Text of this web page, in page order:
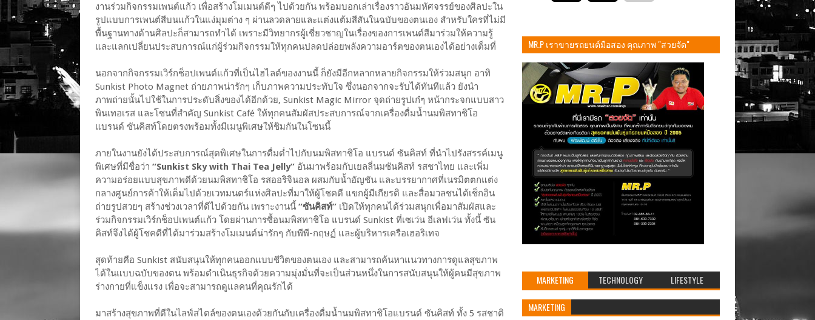
งานร่วมกิจกรรมเพนต์แก้ว เพื่อสร้างโมเมนต์ดีๆ ไปด้วยกัน พร้อมบอกเล่าเรื่องราวอันมหัศจรรย์ของศิลปะใน
รูปแบบการเพนต์สีบนแก้วในแง่มุมต่าง ๆ ผ่านลวดลายและแต่งแต้มสีสันในฉบับของตนเอง สำหรับใครที่ไม่มี
พื้นฐานทางด้านศิลปะก็สามารถทำได้ เพราะมีวิทยากรผู้เชี่ยวชาญในเรื่องของการเพนต์สีมาร่วมให้ความรู้
และแลกเปลี่ยนประสบการณ์แก่ผู้ร่วมกิจกรรมให้ทุกคนปลดปล่อยพลังความอาร์ตของตนเองได้อย่างเต็มที่
นอกจากกิจกรรมเวิร์กช็อปเพนต์แก้วที่เป็นไฮไลต์ของงานนี้ ก็ยังมีอีกหลากหลายกิจกรรมให้ร่วมสนุก อาทิ
Sunkist Photo Magnet ถ่ายภาพน่ารักๆ เก็บภาพความประทับใจ ซึ่งนอกจากจะรับได้ทันทีแล้ว ยังนำ
ภาพถ่ายนั้นไปใช้ในการประดับสิ่งของได้อีกด้วย, Sunkist Magic Mirror จุดถ่ายรูปเก๋ๆ หน้ากระจกแบบสาว
พินเทอเรส และโซนที่สำคัญ Sunkist Café ให้ทุกคนสัมผัสประสบการณ์จากเครื่องดื่มน้ำนมพิสทาชิโอ
แบรนด์ ซันคิสท์โดยตรงพร้อมทั้งมีเมนูพิเศษให้ชิมกันในโซนนี้
ภายในงานยังได้ประสบการณ์สุดพิเศษในการดื่มด่ำไปกับนมพิสทาชิโอ แบรนด์ ซันคิสท์ ที่นำไปรังสรรค์เมนู
พิเศษที่มีชื่อว่า “Sunkist Sky with Thai Tea Jelly” อันมาพร้อมกับเยลลี่นมซันคิสท์ รสชาไทย และเพิ่ม
ความอร่อยแบบสุขภาพดีด้วยนมพิสทาชิโอ รสออริจินอล ผสมกับน้ำอัญชัน และบรรยากาศที่เนรมิตตกแต่ง
กลางศูนย์การค้าให้เต็มไปด้วยเวทมนตร์แห่งศิลปะที่มาให้ผู้โชคดี แขกผู้มีเกียรติ และสื่อมวลชนได้เช็กอิน
ถ่ายรูปสวยๆ สร้างช่วงเวลาที่ดีไปด้วยกัน เพราะงานนี้ “ซันคิสท์” เปิดให้ทุกคนได้ร่วมสนุกเพื่อมาสัมผัสและ
ร่วมกิจกรรมเวิร์กช็อปเพนต์แก้ว โดยผ่านการซื้อนมพิสทาชิโอ แบรนด์ Sunkist ที่เซเว่น อีเลฟเว่น ทั้งนี้ ซัน
คิสท์จึงได้ผู้โชคดีที่ได้มาร่วมสร้างโมเมนต์น่ารักๆ กับพีพี-กฤษฏ์ และผู้บริหารเครือเฮอริเทจ
สุดท้ายคือ Sunkist สนับสนุนให้ทุกคนออกแบบชีวิตของตนเอง และสามารถค้นหาแนวทางการดูแลสุขภาพ
ได้ในแบบฉบับของตน พร้อมดำเนินธุรกิจด้วยความมุ่งมั่นที่จะเป็นส่วนหนึ่งในการสนับสนุนให้ผู้คนมีสุขภาพ
ร่างกายที่แข็งแรง เพื่อจะสามารถดูแลคนที่คุณรักได้
มาสร้างสุขภาพที่ดีในไลฟ์สไตล์ของตนเองด้วยกันกับเครื่องดื่มน้ำนมพิสทาชิโอแบรนด์ ซันคิสท์ ทั้ง 5 รสชาติ
MR.P เราขายรถยนต์มือสอง คุณภาพ "สวยจัด"
MARKETING TECHNOLOGY LIFESTYLE
MARKETING